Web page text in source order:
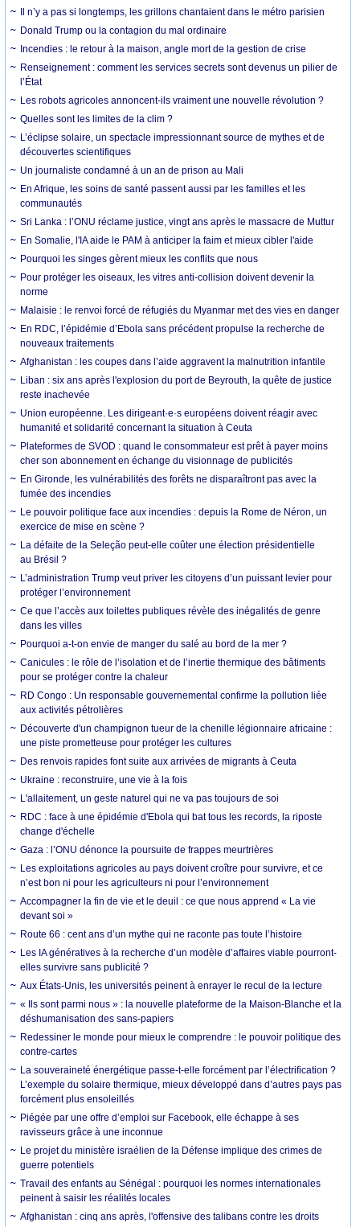
Il n’y a pas si longtemps, les grillons chantaient dans le métro parisien
Donald Trump ou la contagion du mal ordinaire
Incendies : le retour à la maison, angle mort de la gestion de crise
Renseignement : comment les services secrets sont devenus un pilier de
l’État
Les robots agricoles annoncent-ils vraiment une nouvelle révolution ?
Quelles sont les limites de la clim ?
L’éclipse solaire, un spectacle impressionnant source de mythes et de
découvertes scientifiques
Un journaliste condamné à un an de prison au Mali
En Afrique, les soins de santé passent aussi par les familles et les
communautés
Sri Lanka : l’ONU réclame justice, vingt ans après le massacre de Muttur
En Somalie, l'IA aide le PAM à anticiper la faim et mieux cibler l'aide
Pourquoi les singes gèrent mieux les conflits que nous
Pour protéger les oiseaux, les vitres anti-collision doivent devenir la
norme
Malaisie : le renvoi forcé de réfugiés du Myanmar met des vies en danger
En RDC, l’épidémie d’Ebola sans précédent propulse la recherche de
nouveaux traitements
Afghanistan : les coupes dans l’aide aggravent la malnutrition infantile
Liban : six ans après l'explosion du port de Beyrouth, la quête de justice
reste inachevée
Union européenne. Les dirigeant·e·s européens doivent réagir avec
humanité et solidarité concernant la situation à Ceuta
Plateformes de SVOD : quand le consommateur est prêt à payer moins
cher son abonnement en échange du visionnage de publicités
En Gironde, les vulnérabilités des forêts ne disparaîtront pas avec la
fumée des incendies
Le pouvoir politique face aux incendies : depuis la Rome de Néron, un
exercice de mise en scène ?
La défaite de la Seleção peut-elle coûter une élection présidentielle
au Brésil ?
L’administration Trump veut priver les citoyens d’un puissant levier pour
protéger l’environnement
Ce que l’accès aux toilettes publiques révèle des inégalités de genre
dans les villes
Pourquoi a-t-on envie de manger du salé au bord de la mer ?
Canicules : le rôle de l’isolation et de l’inertie thermique des bâtiments
pour se protéger contre la chaleur
RD Congo : Un responsable gouvernemental confirme la pollution liée
aux activités pétrolières
Découverte d'un champignon tueur de la chenille légionnaire africaine :
une piste prometteuse pour protéger les cultures
Des renvois rapides font suite aux arrivées de migrants à Ceuta
Ukraine : reconstruire, une vie à la fois
L'allaitement, un geste naturel qui ne va pas toujours de soi
RDC : face à une épidémie d'Ebola qui bat tous les records, la riposte
change d'échelle
Gaza : l’ONU dénonce la poursuite de frappes meurtrières
Les exploitations agricoles au pays doivent croître pour survivre, et ce
n’est bon ni pour les agriculteurs ni pour l’environnement
Accompagner la fin de vie et le deuil : ce que nous apprend « La vie
devant soi »
Route 66 : cent ans d’un mythe qui ne raconte pas toute l’histoire
Les IA génératives à la recherche d’un modèle d’affaires viable pourront-
elles survivre sans publicité ?
Aux États-Unis, les universités peinent à enrayer le recul de la lecture
« Ils sont parmi nous » : la nouvelle plateforme de la Maison-Blanche et la
déshumanisation des sans-papiers
Redessiner le monde pour mieux le comprendre : le pouvoir politique des
contre-cartes
La souveraineté énergétique passe-t-elle forcément par l’électrification ?
L’exemple du solaire thermique, mieux développé dans d’autres pays pas
forcément plus ensoleillés
Piégée par une offre d’emploi sur Facebook, elle échappe à ses
ravisseurs grâce à une inconnue
Le projet du ministère israélien de la Défense implique des crimes de
guerre potentiels
Travail des enfants au Sénégal : pourquoi les normes internationales
peinent à saisir les réalités locales
Afghanistan : cinq ans après, l'offensive des talibans contre les droits